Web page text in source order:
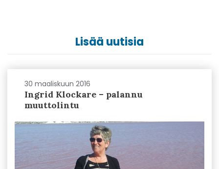
Lisää uutisia
30 maaliskuun 2016
Ingrid Klockare – palannu
muuttolintu